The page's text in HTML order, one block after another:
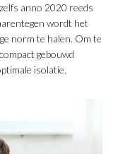
anno 2020 reeds
wordt het
norm te halen. Om te
gebouwd
isolatie.